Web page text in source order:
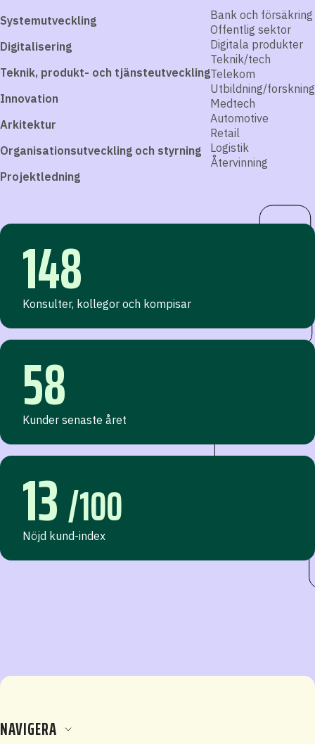
Systemutveckling
Digitalisering
Teknik, produkt- och tjänsteutveckling
Innovation
Arkitektur
Organisationsutveckling och styrning
Projektledning
Bank och försäkring
Offentlig sektor
Digitala produkter
Teknik/tech
Telekom
Utbildning/forskning
Medtech
Automotive
Retail
Logistik
Återvinning
148
Konsulter, kollegor och kompisar
58
Kunder senaste året
13/100
Nöjd kund-index
NAVIGERA